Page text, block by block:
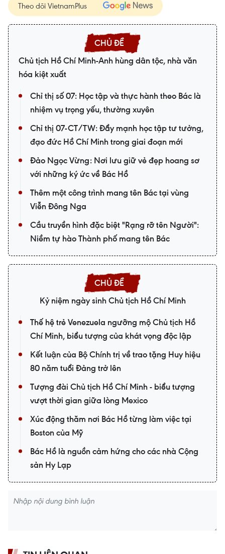
Theo dõi VietnamPlus
Chủ tịch Hồ Chí Minh-Anh hùng dân tộc, nhà văn
hóa kiệt xuất
Chỉ thị số 07: Học tập và thực hành theo Bác là
nhiệm vụ trọng yếu, thường xuyên
Chỉ thị 07-CT/TW: Đẩy mạnh học tập tư tưởng,
đạo đức Hồ Chí Minh trong giai đoạn mới
Đảo Ngọc Vừng: Nơi lưu giữ vẻ đẹp hoang sơ
với những ký ức về Bác Hồ
Thêm một công trình mang tên Bác tại vùng
Viễn Đông Nga
Cầu truyền hình đặc biệt "Rạng rỡ tên Người":
Niềm tự hào Thành phố mang tên Bác
Kỷ niệm ngày sinh Chủ tịch Hồ Chí Minh
Thế hệ trẻ Venezuela ngưỡng mộ Chủ tịch Hồ
Chí Minh, biểu tượng của khát vọng độc lập
Kết luận của Bộ Chính trị về trao tặng Huy hiệu
80 năm tuổi Đảng trở lên
Tượng đài Chủ tịch Hồ Chí Minh - biểu tượng
vượt thời gian giữa lòng Mexico
Xúc động thăm nơi Bác Hồ từng làm việc tại
Boston của Mỹ
Bác Hồ là nguồn cảm hứng cho các nhà Cộng
sản Hy Lạp